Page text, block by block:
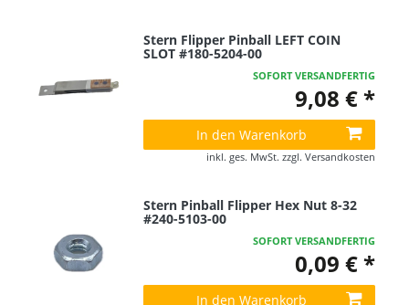
Stern Flipper Pinball LEFT COIN
SLOT #180-5204-00
SOFORT VERSANDFERTIG
9,08 € *
In den Warenkorb
inkl. ges. MwSt. zzgl. Versandkosten
Stern Pinball Flipper Hex Nut 8-32
#240-5103-00
SOFORT VERSANDFERTIG
0,09 € *
In den Warenkorb